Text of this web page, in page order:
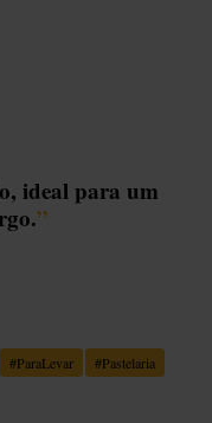
ideal para um
”
#ParaLevar #Pastelaria